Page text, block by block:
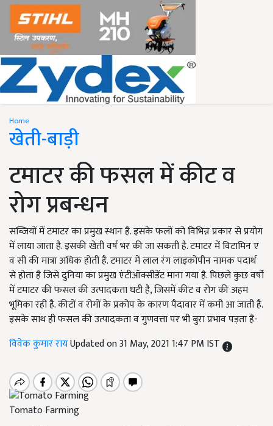
Home
खेती-बाड़ी
टमाटर की फसल में कीट व
रोग प्रबन्धन
सब्जियों में टमाटर का प्रमुख स्थान है. इसके फलों को विभिन्न प्रकार से प्रयोग
में लाया जाता है. इसकी खेती वर्ष भर की जा सकती है. टमाटर में विटामिन ए
व सी की मात्रा अधिक होती है. टमाटर में लाल रंग लाइकोपीन नामक पदार्थ
से होता है जिसे दुनिया का प्रमुख एंटीऑक्सीडेंट माना गया है. पिछले कुछ वर्षो
में टमाटर की फसल की उत्पादकता घटी है, जिसमें कीट व रोग की अहम
भूमिका रही है. कीटों व रोगों के प्रकोप के कारण पैदावार में कमी आ जाती है.
इसके साथ ही फसल की उत्पादकता व गुणवत्ता पर भी बुरा प्रभाव पड़ता हैं-
विवेक कुमार रायUpdated on 31 May, 2021 1:47 PM IST
Tomato Farming